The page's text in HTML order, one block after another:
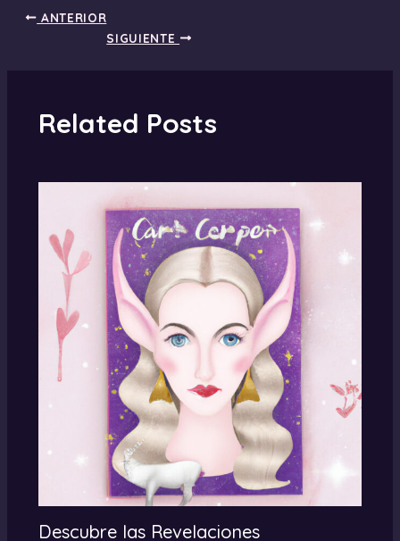
ANTERIOR
SIGUIENTE
Related Posts
Descubre las Revelaciones